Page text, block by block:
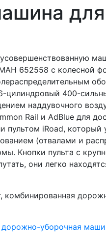
для
652558 с колесной
цилиндровый 400-
наддувочного
Rail и AdBluе для
iRoad, который
(отвалами и
Кнопки пульта с
они легко
дорожно-уборочная